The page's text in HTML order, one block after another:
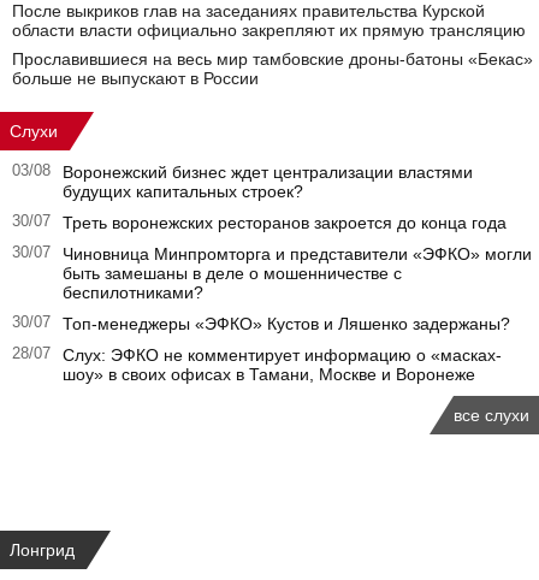
После выкриков глав на заседаниях правительства Курской
области власти официально закрепляют их прямую трансляцию
Прославившиеся на весь мир тамбовские дроны-батоны «Бекас»
больше не выпускают в России
Слухи
03/08
Воронежский бизнес ждет централизации властями
будущих капитальных строек?
30/07 Треть воронежских ресторанов закроется до конца года
30/07
Чиновница Минпромторга и представители «ЭФКО» могли
быть замешаны в деле о мошенничестве с
беспилотниками?
30/07 Топ-менеджеры «ЭФКО» Кустов и Ляшенко задержаны?
28/07
Слух: ЭФКО не комментирует информацию о «масках-
шоу» в своих офисах в Тамани, Москве и Воронеже
все слухи
Лонгрид